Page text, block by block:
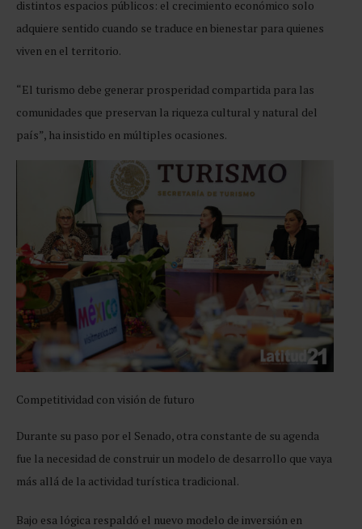
distintos espacios públicos: el crecimiento económico solo
adquiere sentido cuando se traduce en bienestar para quienes
viven en el territorio.
“El turismo debe generar prosperidad compartida para las
comunidades que preservan la riqueza cultural y natural del
país”, ha insistido en múltiples ocasiones.
Competitividad convisión de futuro
Durante su paso por el Senado, otra constante de su agenda
fue la necesidad de construir un modelo de desarrollo que vaya
más allá de la actividad turística tradicional.
Bajo esa lógica respaldó el nuevo modelo de inversión en